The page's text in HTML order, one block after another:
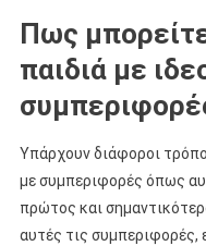
Πως
παιδιά με
Υπάρχουν διάφοροι
με συμπεριφορές όπως
πρώτος και
αυτές τις συμπεριφορές,